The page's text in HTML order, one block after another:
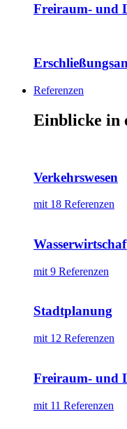
Freiraum- und
Referenzen
Einblicke in
Verkehrswesen
mit 18 Referenzen
mit 9 Referenzen
Stadtplanung
mit 12 Referenzen
Freiraum- und
mit 11 Referenzen